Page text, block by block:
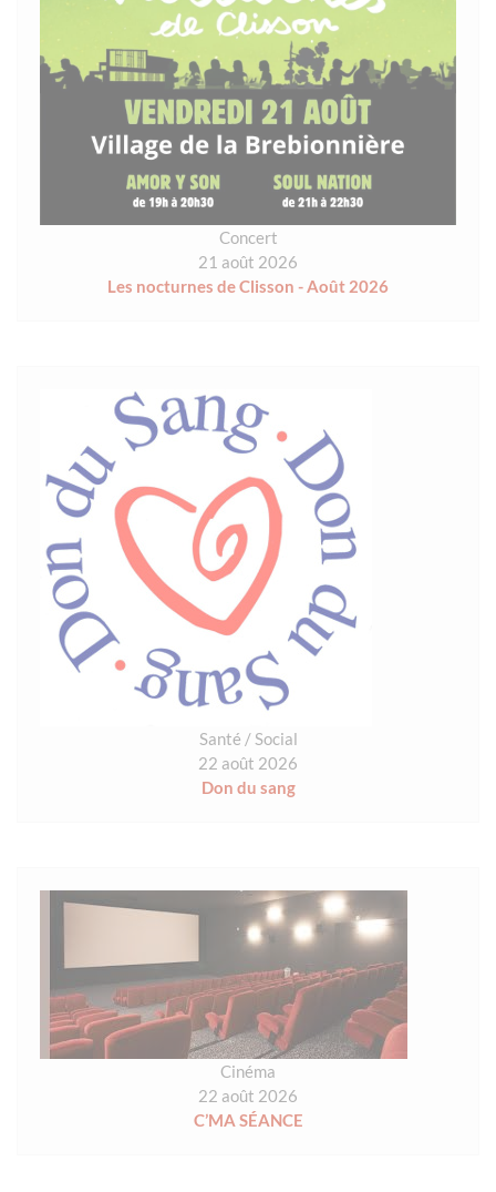
Concert
21 août 2026
Les nocturnes de Clisson - Août 2026
Santé / Social
22 août 2026
Don du sang
Cinéma
22 août 2026
C’MA SÉANCE